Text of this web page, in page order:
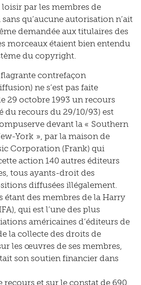
loisir par les membres de
qu’aucune autorisation n’ait
demandée aux titulaires des
morceaux étaient bien entendu
du copyright.
contrefaçon
ne s’est pas faite
29 octobre 1993 un recours
du recours du 29/10/93) est
devant la « Southern
York », par la maison de
Corporation (Frank) qui
action 140 autres éditeurs
tous ayants-droit des
diffusées illégalement.
étant des membres de la Harry
qui est l’une des plus
américaines d’éditeurs de
la collecte des droits de
les œuvres de ses membres,
son soutien financier dans
recours et sur le constat de 690